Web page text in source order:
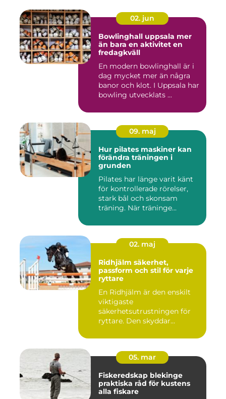
02. jun
Bowlinghall uppsala mer
än bara en aktivitet en
fredagkväll
En modern bowlinghall är i
dag mycket mer än några
banor och klot. I Uppsala har
bowling utvecklats ...
09. maj
Hur pilates maskiner kan
förändra träningen i
grunden
Pilates har länge varit känt
för kontrollerade rörelser,
stark bål och skonsam
träning. När träninge...
02. maj
Ridhjälm säkerhet,
passform och stil för varje
ryttare
En Ridhjälm är den enskilt
viktigaste
säkerhetsutrustningen för
ryttare. Den skyddar
05. mar
Fiskeredskap blekinge
praktiska råd för kustens
alla fiskare